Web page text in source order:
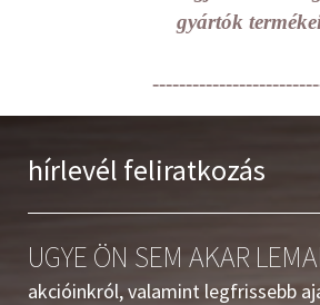
gyártók
hírlevél feliratkozás
UGYE ÖN SEM AKAR
akcióinkról, valamint legfrissebb